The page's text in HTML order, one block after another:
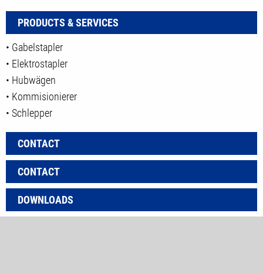
PRODUCTS & SERVICES
• Gabelstapler
• Elektrostapler
• Hubwägen
• Kommisionierer
• Schlepper
CONTACT
CONTACT
DOWNLOADS